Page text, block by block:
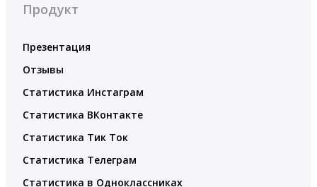
Продукт
Презентация
Отзывы
Статистика Инстаграм
Статистика ВКонтакте
Статистика Тик Ток
Статистика Телеграм
Статистика в Одноклассниках